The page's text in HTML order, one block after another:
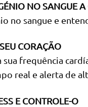
NO SANGUE
no sangue e
CORAÇÃO
frequência
real e alerta de
E CONTROLE-O